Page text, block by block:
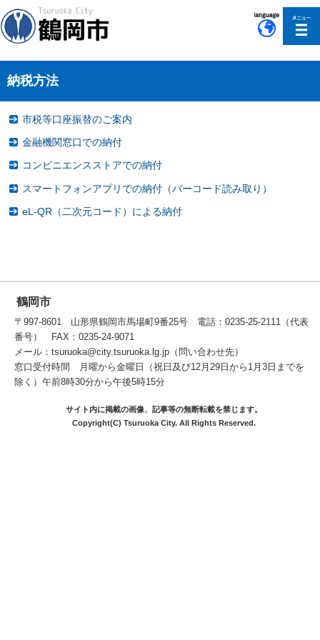
納税方法
市税等口座振替のご案内
金融機関窓口での納付
コンビニエンスストアでの納付
スマートフォンアプリでの納付（バーコード読み取り）
eL-QR（二次元コード）による納付
鶴岡市
〒997-8601 山形県鶴岡市馬場町9番25号 電話：0235-25-2111（代表
番号） FAX：0235-24-9071
メール：tsuruoka@city.tsuruoka.lg.jp（問い合わせ先）
窓口受付時間 月曜から金曜日（祝日及び12月29日から1月3日までを
除く）午前8時30分から午後5時15分
サイト内に掲載の画像、記事等の無断転載を禁じます。
Copyright(C) Tsuruoka City. All Rights Reserved.